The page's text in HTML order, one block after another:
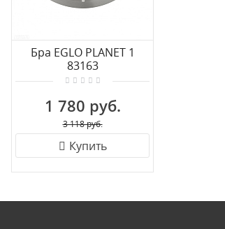
Бра EGLO PLANET 1
83163
1 780 руб.
3 118 руб.
Купить